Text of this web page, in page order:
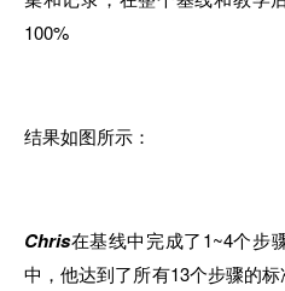
100%
结果如图所示：
Chris在基线中完成了1~4个步
中 ，他达到了所有13个步骤的